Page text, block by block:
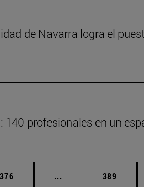
de Navarra logra el
140 profesionales en un
Página
376 ... Páginas intermedias
Página
389